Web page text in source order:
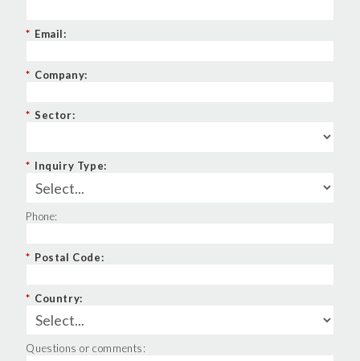
* Email:
* Company:
* Sector:
* Inquiry Type:
Phone:
* Postal Code:
* Country:
Questions or comments: